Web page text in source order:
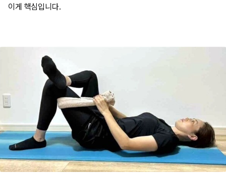
이게 핵심입니다.